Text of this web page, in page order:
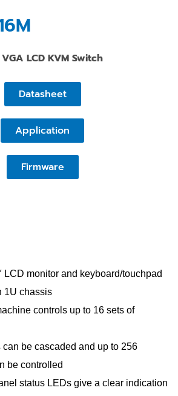
LCD KVM Switch
Datasheet
Application
Firmware
LCD monitor and keyboard/touchpad
1U chassis
controls up to 16 sets of
can be cascaded and up to 256
be controlled
status LEDs give a clear indication